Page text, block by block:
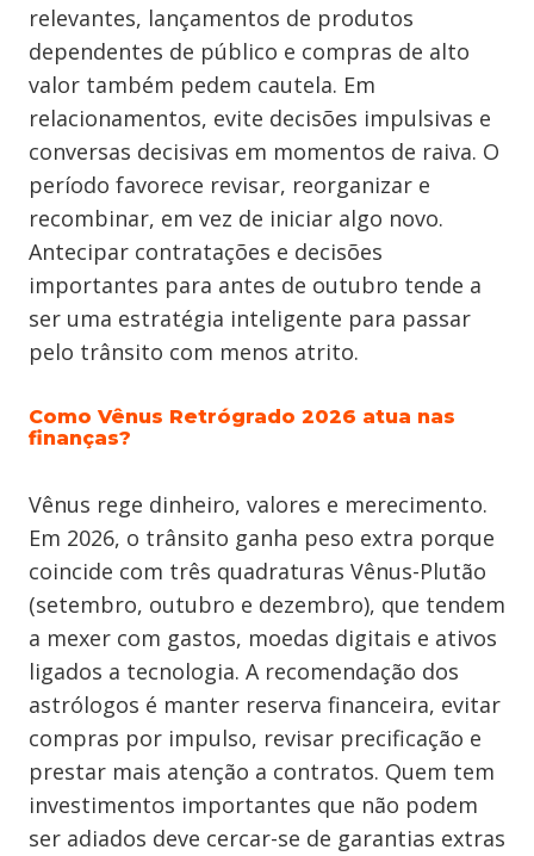
relevantes, lançamentos de produtos
dependentes de público e compras de alto
valor também pedem cautela. Em
relacionamentos, evite decisões impulsivas e
conversas decisivas em momentos de raiva. O
período favorece revisar, reorganizar e
recombinar, em vez de iniciar algo novo.
Antecipar contratações e decisões
importantes para antes de outubro tende a
ser uma estratégia inteligente para passar
pelo trânsito com menos atrito.
Como Vênus Retrógrado 2026 atua nas
finanças?
Vênus rege dinheiro, valores e merecimento.
Em 2026, o trânsito ganha peso extra porque
coincide com três quadraturas Vênus-Plutão
(setembro, outubro e dezembro), que tendem
a mexer com gastos, moedas digitais e ativos
ligados a tecnologia. A recomendação dos
astrólogos é manter reserva financeira, evitar
compras por impulso, revisar precificação e
prestar mais atenção a contratos. Quem tem
investimentos importantes que não podem
ser adiados deve cercar-se de garantias extras